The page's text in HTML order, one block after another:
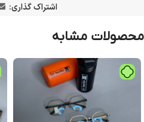
اشتراک گذاری:
محصولات مشابه